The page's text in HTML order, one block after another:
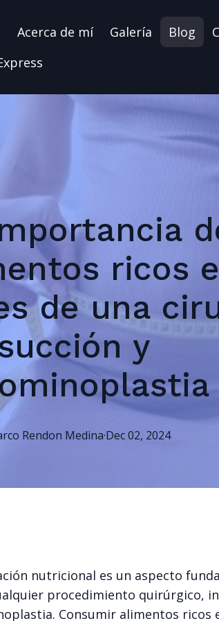
Acerca de mí Galería Blog
ricos
de una
y
Dec 02, 2024
·
Rendon Medina
nutricional es un aspecto
procedimiento quirúrgico,
Consumir alimentos ricos